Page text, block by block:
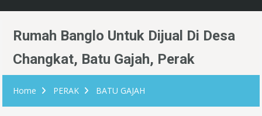
Rumah Banglo Untuk Dijual Di Desa
Changkat, Batu Gajah, Perak
Home PERAK BATU GAJAH